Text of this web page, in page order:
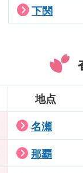
下関
地点
名瀬
那覇